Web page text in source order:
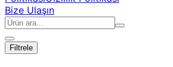
Bize Ulaşın
Filtrele